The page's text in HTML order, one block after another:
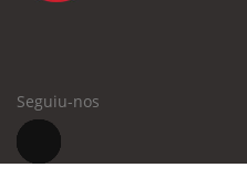
Seguiu-nos